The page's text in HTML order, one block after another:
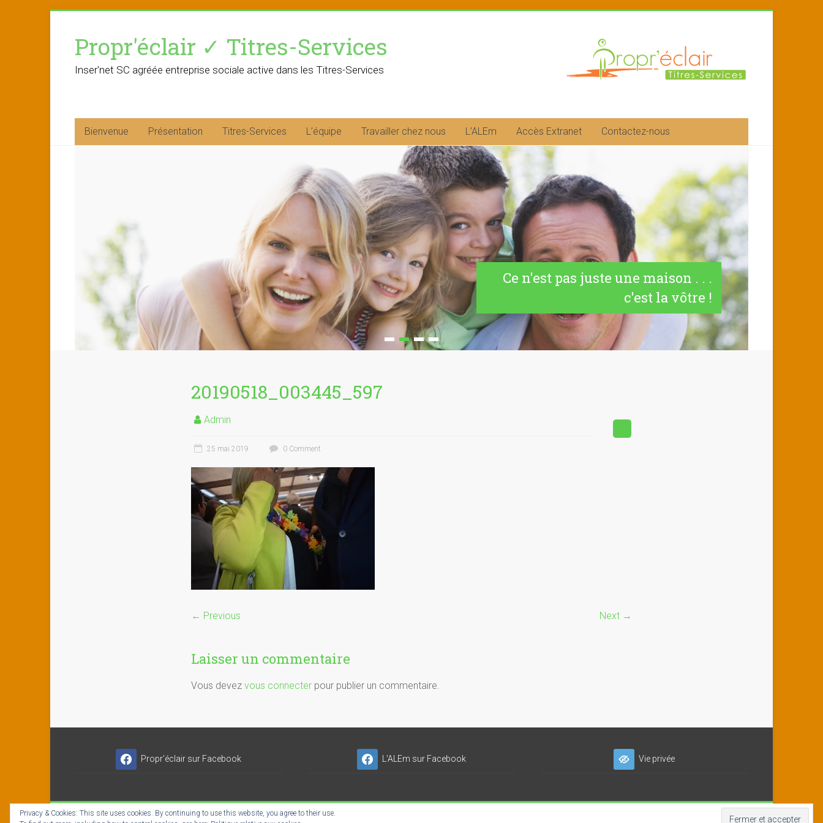
contentPropr'éclair ✓ Titres-Services
Inser'net SC agréée entreprise sociale active dans les Titres-Services
Bienvenue Présentation Titres-Services L’équipe Travailler chez nous L’ALEm Accès Extranet Contactez-nous
Ce n'est pas juste une maison . . .
c'est la vôtre !
20190518_003445_597
Admin
25 mai 2019 0 Comment
← Previous Next →
Laisser un commentaire
Vous devez vous connecter pour publier un commentaire.
Propr'éclair sur Facebook L'ALEm sur Facebook Vie privée
Copyright © 2026Propr'éclair ✓ Titres-Services- INSER'NET SC-ES
Privacy & Cookies: This site uses cookies. By continuing to use this website, you agree to their use.